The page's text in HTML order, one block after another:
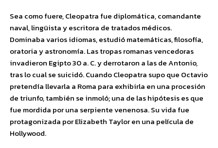
Sea como fuere, Cleopatra fue diplomática, comandante
naval, lingüista​ y escritora de tratados médicos.
Dominaba varios idiomas, estudió matemáticas, filosofía,
oratoria y astronomía. Las tropas romanas vencedoras
invadieron Egipto 30 a. C. y derrotaron a las de Antonio,
tras lo cual se suicidó. Cuando Cleopatra supo que Octavio
pretendía llevarla a Roma para exhibirla en una procesión
de triunfo, también se inmoló; una de las hipótesis es que
fue mordida por una serpiente venenosa. Su vida fue
protagonizada por Elizabeth Taylor en una película de
Hollywood.